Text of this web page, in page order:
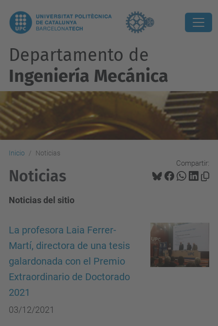
Departamento de
Ingeniería Mecánica
Inicio Noticias
Compartir:
Noticias
Noticias del sitio
La profesora Laia Ferrer-
Martí, directora de una tesis
galardonada con el Premio
Extraordinario de Doctorado
2021
03/12/2021